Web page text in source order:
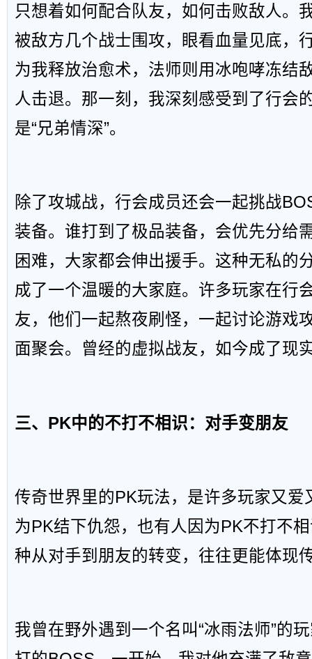
只想着如何配合队友，如何击败敌人。
被敌方几个战士围攻，眼看血量见底，
为我释放治愈术，法师则用冰咆哮冻结
人击退。那一刻，我深刻感受到了行会
是“兄弟情深”。
除了攻城战，行会成员还会一起挑战
装备。谁打到了极品装备，会优先分给
困难，大家都会伸出援手。这种无私的
成了一个温暖的大家庭。许多玩家在行
友，他们一起熬夜刷怪，一起讨论游戏
面聚会。曾经的虚拟战友，如今成了现
三、PK中的不打不相识：对手变朋友
传奇世界里的PK玩法，是许多玩家又爱
为PK结下仇怨，也有人因为PK不打不
种从对手到朋友的转变，往往更能体现
我曾在野外遇到一个名叫“冰雨法师”的